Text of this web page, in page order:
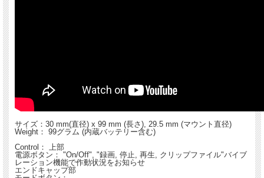
サイズ：30 mm(直径) x 99 mm (長さ), 29.5 mm (マウント直径)
Weight： 99グラム (内蔵バッテリー含む)
Control： 上部
電源ボタン： "On/Off", "録画, 停止, 再生, クリップファイル"バイブ
レーション機能で作動状況をお知らせ
エンドキャップ部